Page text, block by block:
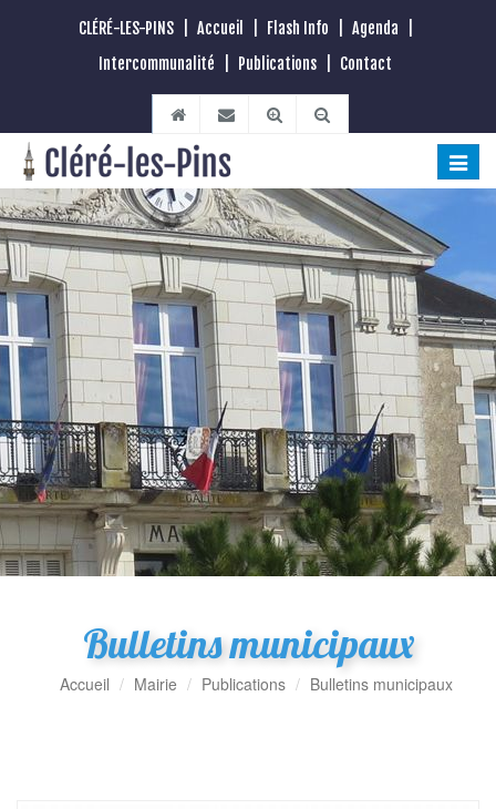
CLÉRÉ-LES-PINS Accueil Flash Info Agenda
Intercommunalité
Publications Contact
Toggle
Bulletins municipaux
Accueil Mairie Publications Bulletins municipaux